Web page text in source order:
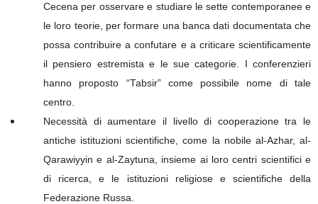
Cecena per osservare e studiare le sette contemporanee e
le loro teorie, per formare una banca dati documentata che
possa contribuire a confutare e a criticare scientificamente
il pensiero estremista e le sue categorie. I conferenzieri
hanno proposto “Tabsir” come possibile nome di tale
centro.
Necessità di aumentare il livello di cooperazione tra le
antiche istituzioni scientifiche, come la nobile al-Azhar, al-
Qarawiyyin e al-Zaytuna, insieme ai loro centri scientifici e
di ricerca, e le istituzioni religiose e scientifiche della
Federazione Russa.